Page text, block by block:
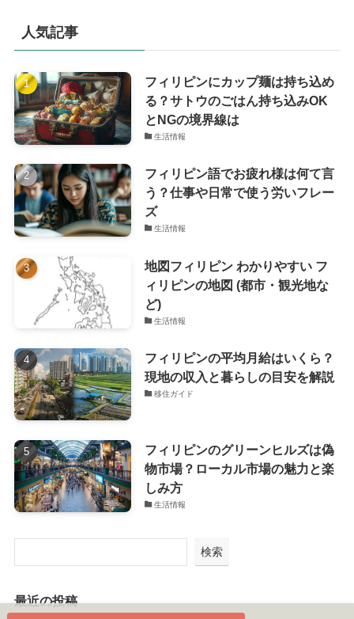
人気記事
フィリピンにカップ麺は持ち込め
る？サトウのごはん持ち込みOK
とNGの境界線は
生活情報
フィリピン語でお疲れ様は何て言
う？仕事や日常で使う労いフレー
ズ
生活情報
地図フィリピン わかりやすい フ
ィリピンの地図 (都市・観光地な
ど)
生活情報
フィリピンの平均月給はいくら？
現地の収入と暮らしの目安を解説
移住ガイド
フィリピンのグリーンヒルズは偽
物市場？ローカル市場の魅力と楽
しみ方
生活情報
検索
最近の投稿